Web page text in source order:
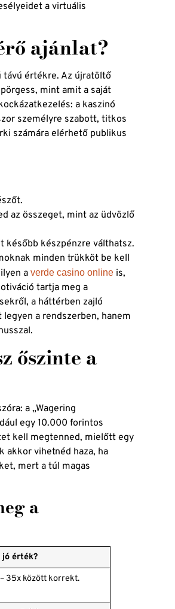
a virtuális
ajánlat?
távú értékre. Az újratöltő
mint amit a saját
a kaszinó
személyre szabott, titkos
számára elérhető publikus
az összeget, mint az üdvözlő
később készpénzre válthatsz.
minden trükköt be kell
a verde casino online is,
tartja meg a
a háttérben zajló
a rendszerben, hanem
őszinte a
a „Wagering
egy 10.000 forintos
kell megtenned, mielőtt egy
akkor vihetnéd haza, ha
mert a túl magas
a
jó érték?
35x között korrekt.